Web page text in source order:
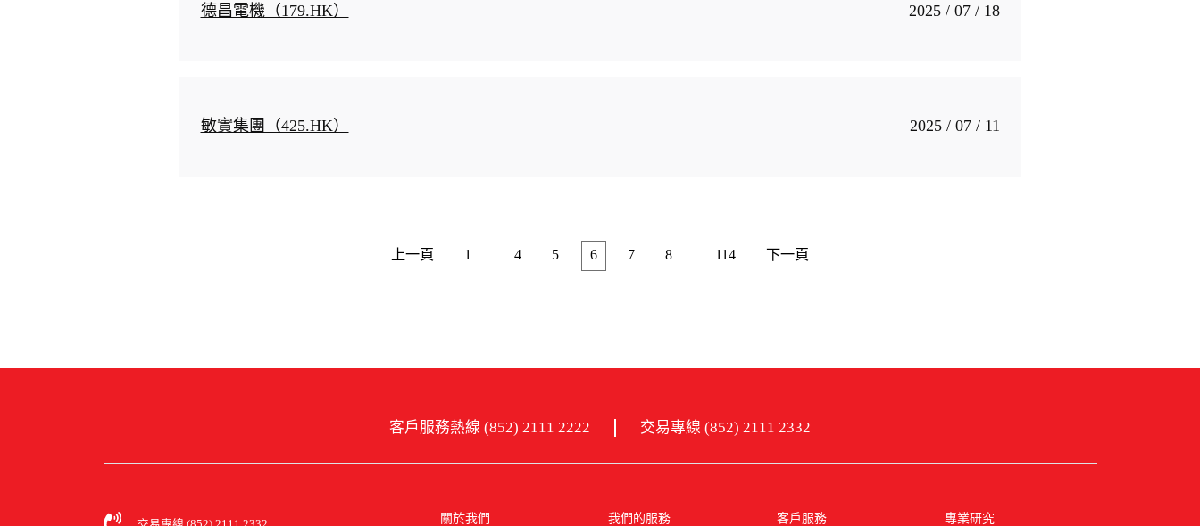
德昌電機（179.HK） 2025 / 07 / 18
敏實集團（425.HK） 2025 / 07 / 11
上一頁 1 4 5 6 7 8 114 下一頁
客戶服務熱線 (852) 2111 2222 交易專線 (852) 2111 2332
關於我們 我們的服務 客戶服務 專業研究